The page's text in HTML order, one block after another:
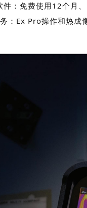
：免费使用12个月、
Ex Pro操作和热成